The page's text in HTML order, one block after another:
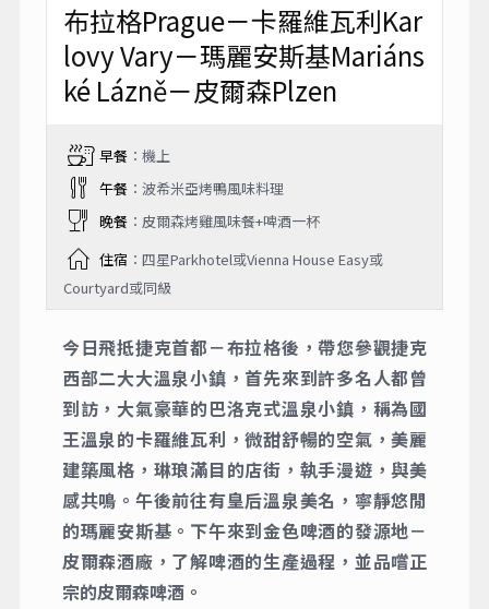
布拉格Prague－卡羅維瓦利Kar
lovy Vary－瑪麗安斯基Mariáns
ké Lázně－皮爾森Plzen
早餐：機上
午餐：波希米亞烤鴨風味料理
晚餐：皮爾森烤雞風味餐+啤酒一杯
住宿 ：四星Parkhotel或Vienna House Easy或
Courtyard或同級
今日飛抵捷克首都－布拉格後，帶您參觀捷克
西部二大大溫泉小鎮，首先來到許多名人都曾
到訪，大氣豪華的巴洛克式溫泉小鎮，稱為國
王溫泉的卡羅維瓦利，微甜舒暢的空氣，美麗
建築風格，琳琅滿目的店街，執手漫遊，與美
感共鳴。午後前往有皇后溫泉美名，寧靜悠閒
的瑪麗安斯基。下午來到金色啤酒的發源地－
皮爾森酒廠，了解啤酒的生產過程，並品嚐正
宗的皮爾森啤酒。